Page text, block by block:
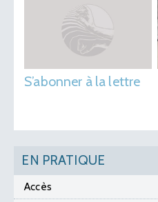
S’abonner à la lettre
EN PRATIQUE
Accès